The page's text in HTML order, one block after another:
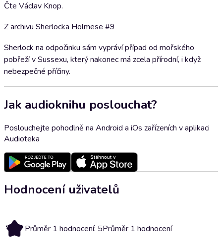
Čte Václav Knop.
Z archivu Sherlocka Holmese #9
Sherlock na odpočinku sám vypráví případ od mořského
pobřeží v Sussexu, který nakonec má zcela přírodní, i když
nebezpečné příčiny.
Jak audioknihu poslouchat?
Poslouchejte pohodlně na Android a iOs zařízeních v aplikaci
Audioteka
Hodnocení uživatelů
5 Průměr 1 hodnocení: 5Průměr 1 hodnocení